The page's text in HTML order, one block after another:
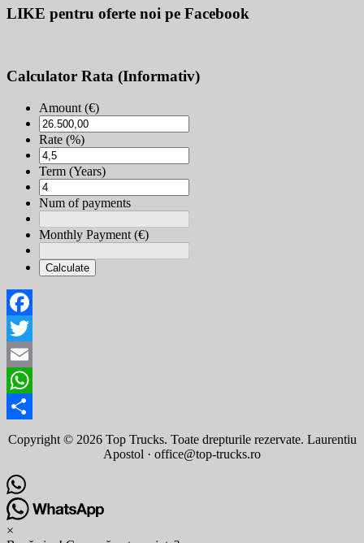
LIKE pentru oferte noi pe Facebook
Calculator Rata (Informativ)
Amount (€)
Rate (%)
Term (Years)
Num of payments
Monthly Payment (€)
Calculate
Facebook
Twitter
Email
WhatsApp
Share
Copyright © 2026 Top Trucks. Toate drepturile rezervate. Laurentiu
Apostol · office@top-trucks.ro
×